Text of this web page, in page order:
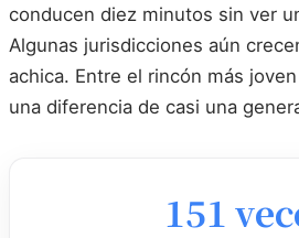
conducen diez minutos sin ver
Algunas jurisdicciones aún
achica. Entre el rincón más
una diferencia de casi una
151